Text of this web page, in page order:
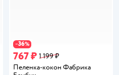
−36%
767 ₽ 1 199 ₽
Пеленка-кокон Фабрика